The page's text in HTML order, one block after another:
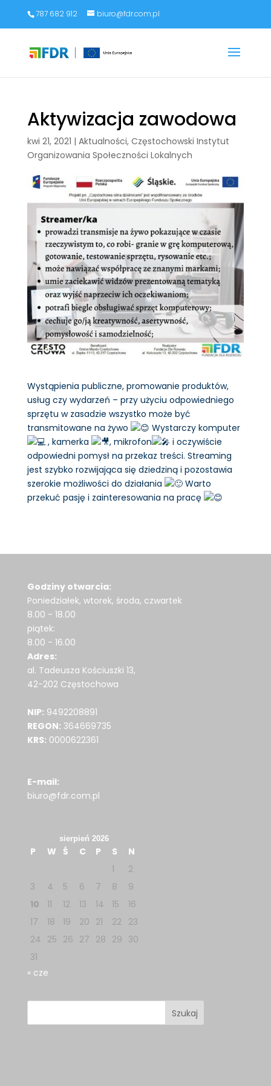
787 682 912 biuro@fdr.com.pl
Aktywizacja zawodowa
kwi 21, 2021 | Aktualności, Częstochowski Instytut
Organizowania Społeczności Lokalnych
Wystąpienia publiczne, promowanie produktów,
usług czy wydarzeń – przy użyciu odpowiedniego
sprzętu w zasadzie wszystko może być
transmitowane na żywo
Wystarczy komputer
, kamerka
, mikrofon
i oczywiście
odpowiedni pomysł na przekaz treści. Streaming
jest szybko rozwijająca się dziedziną i pozostawia
szerokie możliwości do działania
Warto
przekuć pasję i zainteresowania na pracę
Godziny otwarcia:
Poniedziałek, wtorek, środa, czwartek
8.00 - 18.00
piątek:
8.00 - 16.00
Adres:
al. Tadeusza Kościuszki 13,
42-202 Częstochowa
NIP: 9492208891
REGON: 364669735
KRS: 0000622361
E-mail:
biuro@fdr.com.pl
sierpień 2026
P W Ś C P S
N
1
2
3
4 5 6 7 8
9
10
11 12 13 14 15
16
17
18 19 20 21 22
23
24 25 26 27 28 29 30
31
« cze